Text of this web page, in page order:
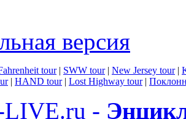
версия
tour| SWW tour| New Jersey tour|
| HAND tour| Lost Highway tour|
LIVE.ru -